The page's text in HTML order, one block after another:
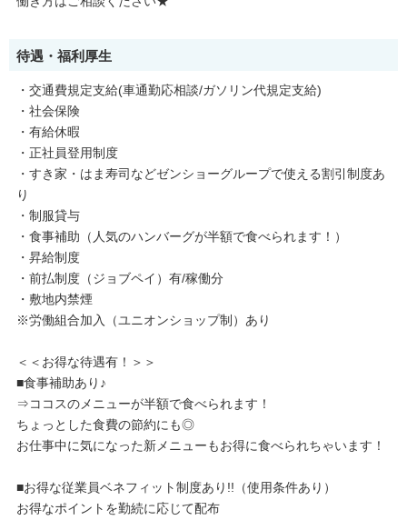
待遇・福利厚生
・交通費規定支給(車通勤応相談/ガソリン代規定支給)
・社会保険
・有給休暇
・正社員登用制度
・すき家・はま寿司などゼンショーグループで使える割引制度あ
り
・制服貸与
・食事補助（人気のハンバーグが半額で食べられます！）
・昇給制度
・前払制度（ジョブペイ）有/稼働分
・敷地内禁煙
※労働組合加入（ユニオンショップ制）あり
＜＜お得な待遇有！＞＞
■食事補助あり♪
⇒ココスのメニューが半額で食べられます！
ちょっとした食費の節約にも◎
お仕事中に気になった新メニューもお得に食べられちゃいます！
■お得な従業員ベネフィット制度あり!!（使用条件あり）
お得なポイントを勤続に応じて配布